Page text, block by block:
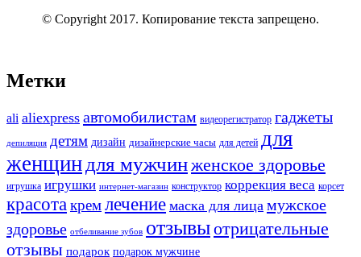
© Copyright 2017. Копирование текста запрещено.
Метки
ali aliexpress автомобилистам видеорегистратор гаджеты
депиляция детям дизайн дизайнерские часы для детей для
женщин для мужчинженское здоровье
игрушка игрушки интернет-магазин конструктор коррекция веса корсет
красота кремлечение маска для лица мужское
здоровье отбеливание зубов отзывыотрицательные
отзывы подарок подарок мужчине